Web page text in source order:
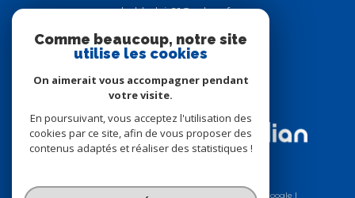
helderluis91@yahoo.fr
91150
étampes
Adhérents
© 2026 | Tous droits réservés | Traduction powered by Google |
Comme beaucoup, notre site
utilise les cookies
On aimerait vous accompagner pendant
votre visite.
En poursuivant, vous acceptez l'utilisation des
cookies par ce site, afin de vous proposer des
contenus adaptés et réaliser des statistiques !